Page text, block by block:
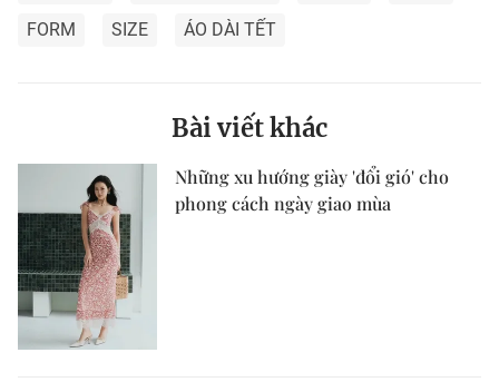
FORM
SIZE ÁO DÀI TẾT
Bài viết khác
Những xu hướng giày 'đổi gió' cho
phong cách ngày giao mùa